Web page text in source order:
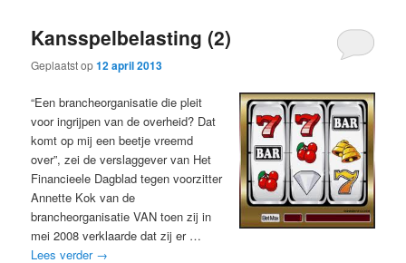
Kansspelbelasting (2)
Geplaatst op12 april 2013
“Een brancheorganisatie die pleit
voor ingrijpen van de overheid? Dat
komt op mij een beetje vreemd
over”, zei de verslaggever van Het
Financieele Dagblad tegen voorzitter
Annette Kok van de
brancheorganisatie VAN toen zij in
mei 2008 verklaarde dat zij er …
Lees verder →